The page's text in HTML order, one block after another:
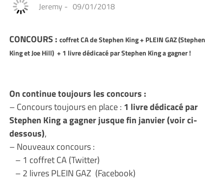
Jeremy - 09/01/2018
CONCOURS : coffret CA de Stephen King + PLEIN GAZ (Stephen
King et Joe Hill) + 1 livre dédicacé par Stephen King a gagner !
On continue toujours les concours :
– Concours toujours en place : 1 livre dédicacé par
Stephen King a gagner jusque fin janvier (voir ci-
dessous),
– Nouveaux concours :
– 1 coffret CA (Twitter)
– 2 livres PLEIN GAZ (Facebook)